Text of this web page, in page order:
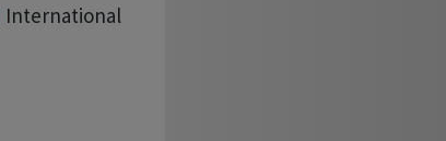
International